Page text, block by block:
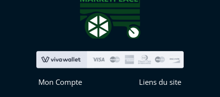
Mon Compte
Liens du site